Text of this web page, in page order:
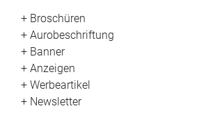
+ Broschüren
+ Aurobeschriftung
+ Banner
+ Anzeigen
+ Werbeartikel
+ Newsletter